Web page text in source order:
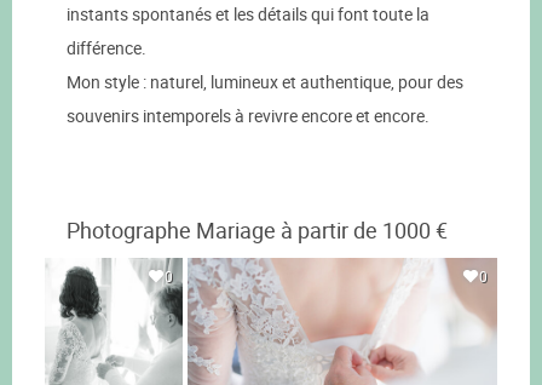
instants spontanés et les détails qui font toute la
différence.
Mon style : naturel, lumineux et authentique, pour des
souvenirs intemporels à revivre encore et encore.
Photographe Mariage à partir de 1000 €
0 0